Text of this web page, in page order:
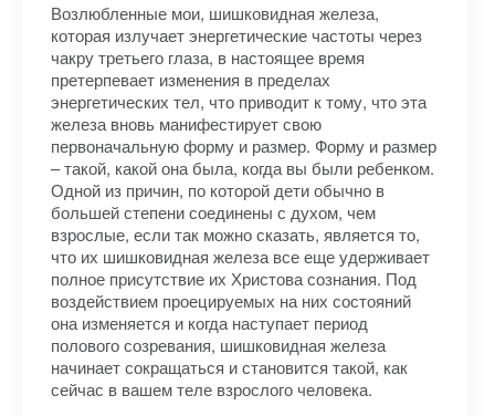
Возлюбленные мои, шишковидная железа,
которая излучает энергетические частоты через
чакру третьего глаза, в настоящее время
претерпевает изменения в пределах
энергетических тел, что приводит к тому, что эта
железа вновь манифестирует свою
первоначальную форму и размер. Форму и размер
– такой, какой она была, когда вы были ребенком.
Одной из причин, по которой дети обычно в
большей степени соединены с духом, чем
взрослые, если так можно сказать, является то,
что их шишковидная железа все еще удерживает
полное присутствие их Христова сознания. Под
воздействием проецируемых на них состояний
она изменяется и когда наступает период
полового созревания, шишковидная железа
начинает сокращаться и становится такой, как
сейчас в вашем теле взрослого человека.